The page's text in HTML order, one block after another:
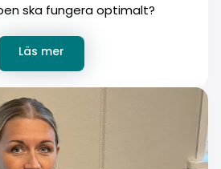
ska fungera optimalt?
Läs mer